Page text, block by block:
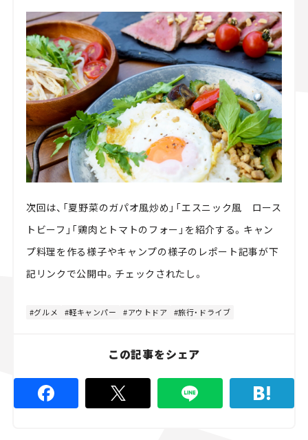
次回は、「夏野菜のガパオ風炒め」「エスニック風 ロース
トビーフ」「鶏肉とトマトのフォー」を紹介する。キャン
プ料理を作る様子やキャンプの様子のレポート記事が下
記リンクで公開中。チェックされたし。
グルメ 軽キャンパー アウトドア 旅行・ドライブ
この記事をシェア